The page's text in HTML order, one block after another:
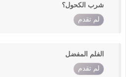
شرب الكحول؟
لم تقدم
الفلم المفضل
لم تقدم